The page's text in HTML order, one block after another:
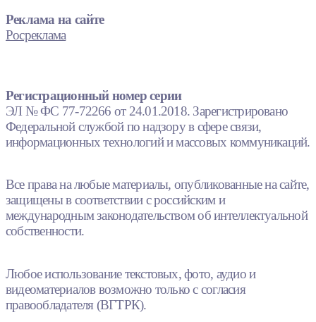
Реклама на сайте
Росреклама
Регистрационный номер серии
ЭЛ № ФС 77-72266 от 24.01.2018. Зарегистрировано
Федеральной службой по надзору в сфере связи,
информационных технологий и массовых коммуникаций.
Все права на любые материалы, опубликованные на сайте,
защищены в соответствии с российским и
международным законодательством об интеллектуальной
собственности.
Любое использование текстовых, фото, аудио и
видеоматериалов возможно только с согласия
правообладателя (ВГТРК).